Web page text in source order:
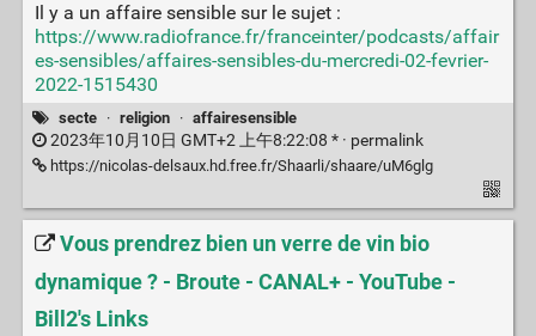
Il y a un affaire sensible sur le sujet :
https://www.radiofrance.fr/franceinter/podcasts/affair
es-sensibles/affaires-sensibles-du-mercredi-02-fevrier-
2022-1515430
secte · religion · affairesensible
2023年10月10日 GMT+2 上午8:22:08 * · permalink
https://nicolas-delsaux.hd.free.fr/Shaarli/shaare/uM6glg
Vous prendrez bien un verre de vin bio
dynamique ? - Broute - CANAL+ - YouTube -
Bill2's Links